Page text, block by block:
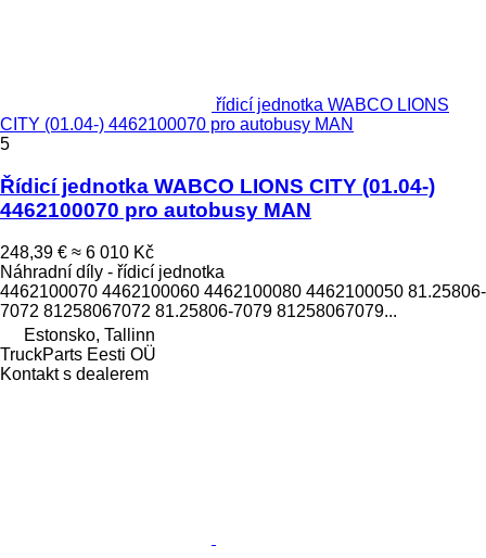
řídicí jednotka WABCO LIONS
CITY (01.04-) 4462100070 pro autobusy MAN
5
Řídicí jednotka WABCO LIONS CITY (01.04-)
4462100070 pro autobusy MAN
248,39 € ≈ 6 010 Kč
Náhradní díly - řídicí jednotka
4462100070 4462100060 4462100080 4462100050 81.25806-
7072 81258067072 81.25806-7079 81258067079...
Estonsko, Tallinn
TruckParts Eesti OÜ
Kontakt s dealerem